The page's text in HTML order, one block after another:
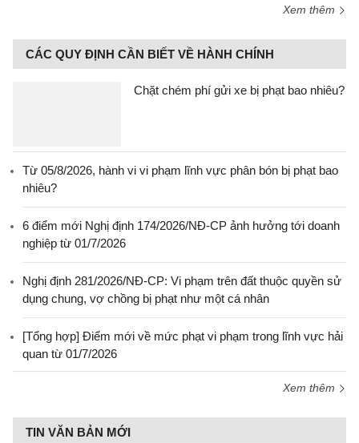
Xem thêm
CÁC QUY ĐỊNH CẦN BIẾT VỀ HÀNH CHÍNH
Chặt chém phí gửi xe bị phạt bao nhiêu?
Từ 05/8/2026, hành vi vi phạm lĩnh vực phân bón bị phạt bao
nhiêu?
6 điểm mới Nghị định 174/2026/NĐ-CP ảnh hưởng tới doanh
nghiệp từ 01/7/2026
Nghị định 281/2026/NĐ-CP: Vi phạm trên đất thuộc quyền sử
dụng chung, vợ chồng bị phạt như một cá nhân
[Tổng hợp] Điểm mới về mức phạt vi phạm trong lĩnh vực hải
quan từ 01/7/2026
Xem thêm
TIN VĂN BẢN MỚI